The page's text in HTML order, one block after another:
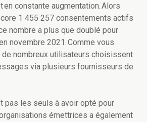
constante augmentation. Alors
1 455 257 consentements actifs
nombre a plus que doublé pour
novembre 2021. Comme vous
nombreux utilisateurs choisissent
via plusieurs fournisseurs de
pas les seuls à avoir opté pour
émettrices a également